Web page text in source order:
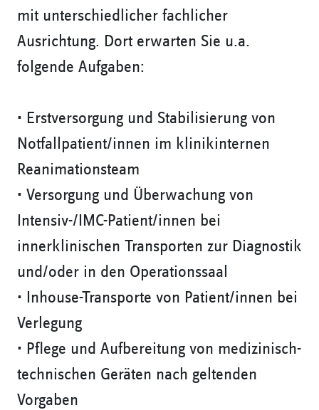
mit unterschiedlicher fachlicher
Ausrichtung. Dort erwarten Sie u.a.
folgende Aufgaben:
• Erstversorgung und Stabilisierung von
Notfallpatient/innen im klinikinternen
Reanimationsteam
• Versorgung und Überwachung von
Intensiv-/IMC-Patient/innen bei
innerklinischen Transporten zur Diagnostik
und/oder in den Operationssaal
• Inhouse-Transporte von Patient/innen bei
Verlegung
• Pflege und Aufbereitung von medizinisch-
technischen Geräten nach geltenden
Vorgaben